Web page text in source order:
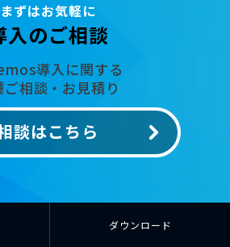
まずはお気軽に
入のご相談
導入に関する
ご相談・お見積り
談はこちら
ダウンロード